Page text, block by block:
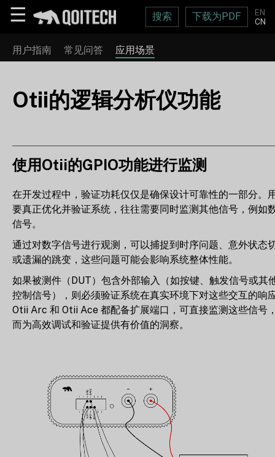
☰ 搜索 下载为PDF
EN
CN
用户指南 常见问答 应用场景
Otii的逻辑分析仪功能
使用Otii的GPIO功能进行监测
在开发过程中，验证功耗仅仅是确保设计可靠性的一部分。
要真正优化并验证系统，往往需要同时监测其他信号，例如
信号。
通过对数字信号进行观测，可以捕捉到时序问题、意外状态
或遗漏的跳变，这些问题可能会影响系统整体性能。
如果被测件（DUT）包含外部输入（如按键、触发信号或其
控制信号），则必须验证系统在真实环境下对这些交互的响
Otii Arc 和 Otii Ace 都配备扩展端口，可直接监测这些信号
而为高效调试和验证提供有价值的洞察。